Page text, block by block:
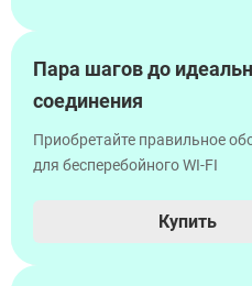
Пара шагов до
соединения
Приобретайте правильное
для бесперебойного WI-FI
Купить